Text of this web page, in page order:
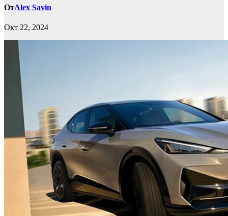
ОтAlex Savin
Окт 22, 2024